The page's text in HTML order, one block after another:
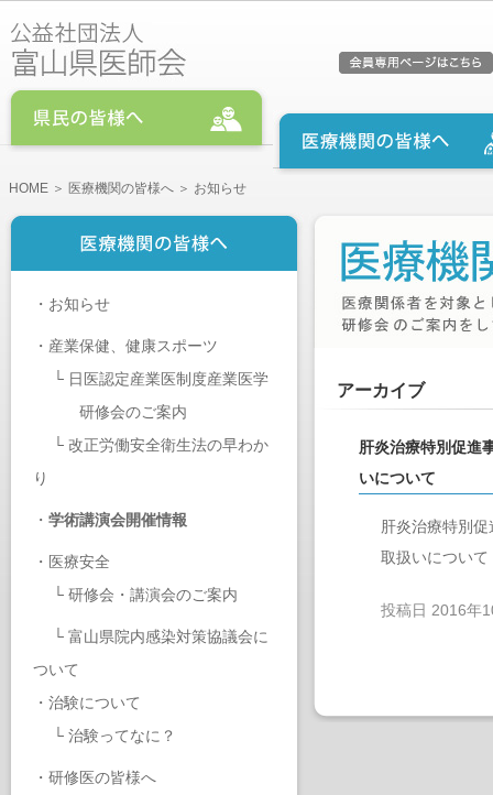
HOME ＞ 医療機関の皆様へ ＞ お知らせ
・ お知らせ
・ 産業保健、健康スポーツ
└ 日医認定産業医制度産業医学
研修会のご案内
└ 改正労働安全衛生法の早わか
り
・ 学術講演会開催情報
・ 医療安全
└ 研修会・講演会のご案内
└ 富山県院内感染対策協議会に
ついて
・ 治験について
└ 治験ってなに？
・ 研修医の皆様へ
アーカイブ
肝炎治療特別促進
いについて
肝炎治療特別
取扱いについて
投稿日 2016年